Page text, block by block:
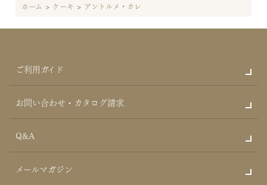
ホーム > ケーキ > アントルメ・カレ
ご利用ガイド
お問い合わせ・カタログ請求
Q&A
メールマガジン